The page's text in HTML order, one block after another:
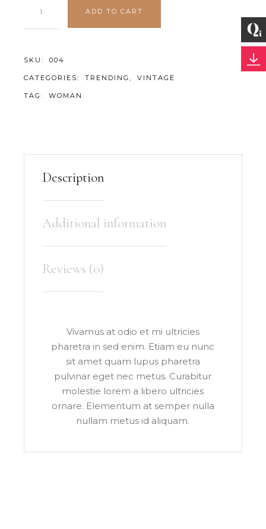
ADD TO CART
SKU: 004
CATEGORIES: TRENDING VINTAGE
TAG: WOMAN
Description
Additional information
Reviews (0)
Vivamus at odio et mi ultricies
pharetra in sed enim. Etiam eu nunc
sit amet quam lupus pharetra
pulvinar eget nec metus. Curabitur
molestie lorem a libero ultricies
ornare. Elementum at semper nulla
nullam metus id aliquam.